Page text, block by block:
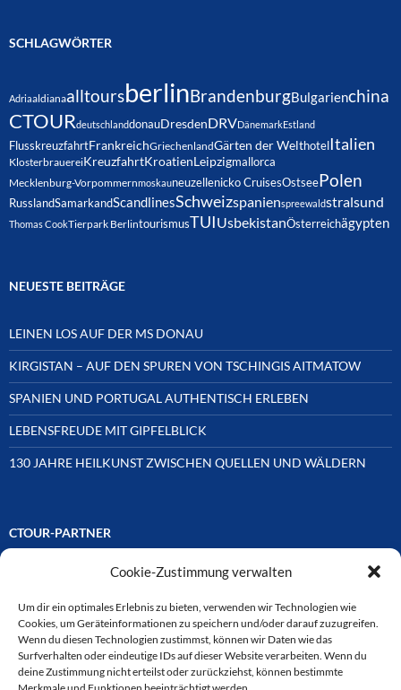
Cookie-Zustimmung verwalten
Um dir ein optimales Erlebnis zu bieten, verwenden wir Technologien wie
Cookies, um Geräteinformationen zu speichern und/oder darauf zuzugreifen.
Wenn du diesen Technologien zustimmst, können wir Daten wie das
Surfverhalten oder eindeutige IDs auf dieser Website verarbeiten. Wenn du
deine Zustimmung nicht erteilst oder zurückziehst, können bestimmte
SCHLAGWÖRTER
AdriaaldianaalltoursberlinBrandenburgBulgarienchina
CTOURdeutschlanddonauDresdenDRVDänemarkEstland
FlusskreuzfahrtFrankreichGriechenlandGärten der Welthotel Italien
KlosterbrauereiKreuzfahrtKroatienLeipzigmallorca
Mecklenburg-Vorpommernmoskauneuzellenicko CruisesOstseePolen
RusslandSamarkandScandlinesSchweizspanienspreewaldstralsund
Thomas CookTierpark BerlintourismusTUIUsbekistanÖsterreichägypten
NEUESTE BEITRÄGE
LEINEN LOS AUF DER MS DONAU
KIRGISTAN – AUF DEN SPUREN VON TSCHINGIS AITMATOW
SPANIEN UND PORTUGAL AUTHENTISCH ERLEBEN
LEBENSFREUDE MIT GIPFELBLICK
130 JAHRE HEILKUNST ZWISCHEN QUELLEN UND WÄLDERN
CTOUR-PARTNER
Unsere Reisejournalisten-Vereinigung ist über Mitglieder und
ausgewählten Partnern der Medien- und Tourismusbranche
verbunden. Hier eine
Auswahl der Online-Plattformen: